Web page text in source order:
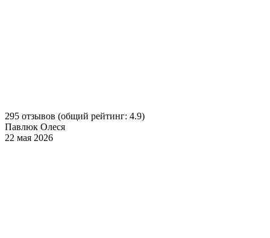
295 отзывов (общий рейтинг: 4.9)
Павлюк Олеся
22 мая 2026